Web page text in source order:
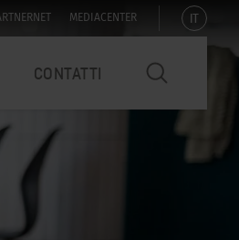
MEDIACENTER IT
CONTATTI